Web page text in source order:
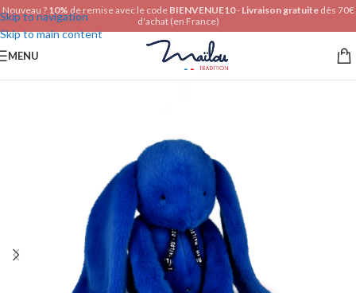
Skip to navigation
Skip to main content
Nouveau ? 10% de remise avec le code BIENVENUE10- Livraison gratuitedès 70€
d'achat (en France)
MENU